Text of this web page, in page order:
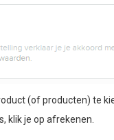
(of producten) te
klik je op afrekenen.